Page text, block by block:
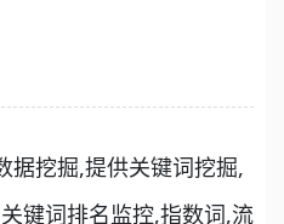
据挖掘,提供关键词挖掘,
键词排名监控,指数词,流